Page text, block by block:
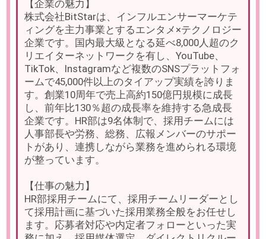
きます。中長期的には採用施策の立案を任せる
予定であり、本人の志向とスキルに応じて人材
開発や制度企画などへキャリアを広げることも
可能です。フレックスタイム制や子ども休暇の
設置があり、柔軟な働き方を実現できます。
東京都渋谷区
最寄り駅
渋谷駅 徒歩4分 / 表参道駅 徒
歩14分
勤務時間 実働8時間でお選びいただけます。
※フレックスタイム制（コアタイム
11:00～16:00）
※一部曜日によって変動あり
※該当部署では標準出社時間を10時
有
※部署平均30～40時間です。
勤務日数 週5日（月～金）
※基本的には出社での勤務をお願い
しております。